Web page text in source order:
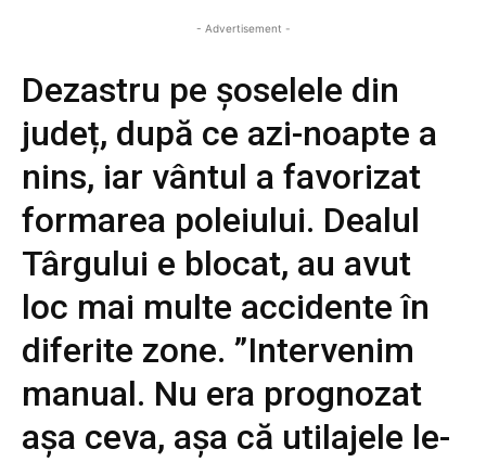
- Advertisement -
Dezastru pe șoselele din
județ, după ce azi-noapte a
nins, iar vântul a favorizat
formarea poleiului. Dealul
Târgului e blocat, au avut
loc mai multe accidente în
diferite zone. ”Intervenim
manual. Nu era prognozat
așa ceva, așa că utilajele le-